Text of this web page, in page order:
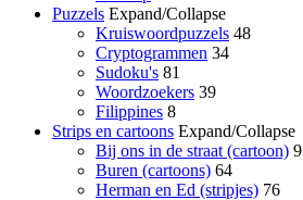
Puzzels Expand/Collapse
Kruiswoordpuzzels 48
Cryptogrammen 34
Sudoku's 81
Woordzoekers 39
Filippines 8
Strips en cartoons Expand/Collapse
Bij ons in de straat (cartoon) 9
Buren (cartoons) 64
Herman en Ed (stripjes) 76